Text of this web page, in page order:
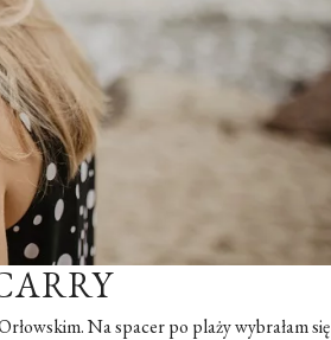
Na spacer po plaży wybrałam się